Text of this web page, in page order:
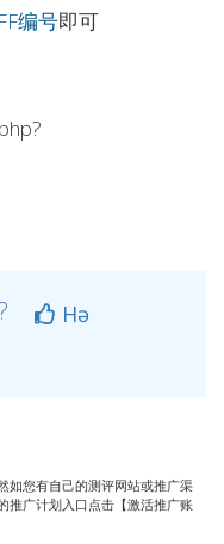
编号即可
Hə
如您有自己的测评网站或推广渠
推广计划入口点击【激活推广账